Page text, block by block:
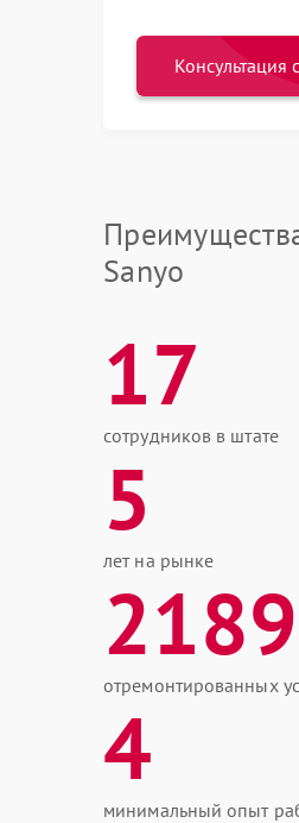
Консультация
Sanyo
17
сотрудников в штате
5
лет на рынке
2189
отремонтированных
4
минимальный опыт